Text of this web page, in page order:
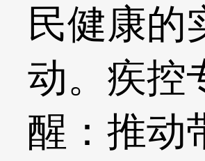
民健康的
动。疾控
醒：推动